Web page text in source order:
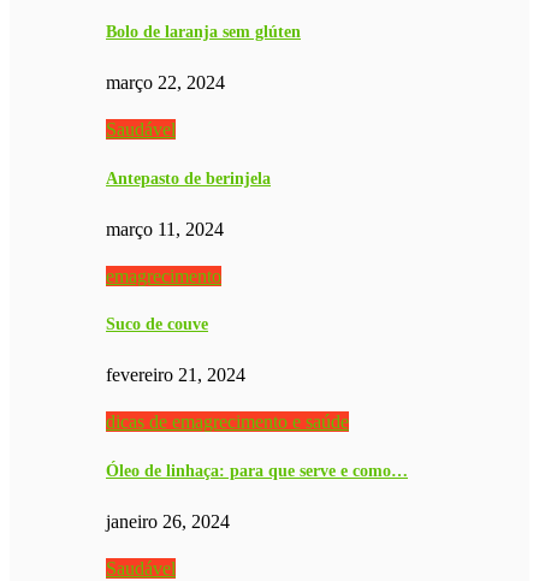
Bolo de laranja sem glúten
março 22, 2024
Saudável
Antepasto de berinjela
março 11, 2024
emagrecimento
Suco de couve
fevereiro 21, 2024
dicas de emagrecimento e saúde
Óleo de linhaça: para que serve e como…
janeiro 26, 2024
Saudável